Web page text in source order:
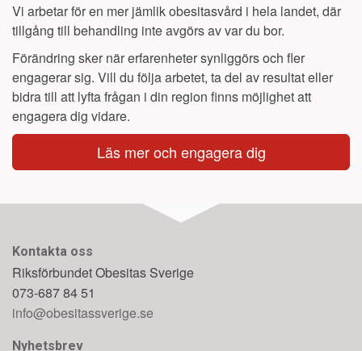
Vi arbetar för en mer jämlik obesitasvård i hela landet, där
tillgång till behandling inte avgörs av var du bor.
Förändring sker när erfarenheter synliggörs och fler
engagerar sig. Vill du följa arbetet, ta del av resultat eller
bidra till att lyfta frågan i din region finns möjlighet att
engagera dig vidare.
Läs mer och engagera dig
Kontakta oss
Riksförbundet Obesitas Sverige
073-687 84 51
info@obesitassverige.se
Nyhetsbrev